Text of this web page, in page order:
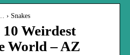
› Snakes
Weirdest
World – AZ